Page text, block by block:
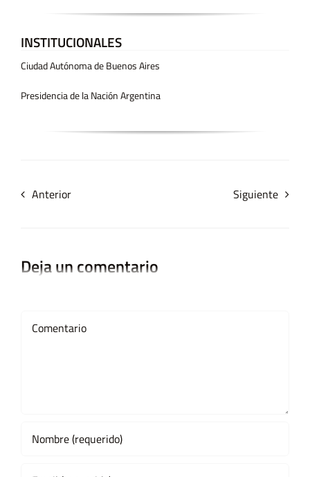
INSTITUCIONALES
Ciudad Autónoma de Buenos Aires
Presidencia de la Nación Argentina
Anterior Siguiente
Deja un comentario